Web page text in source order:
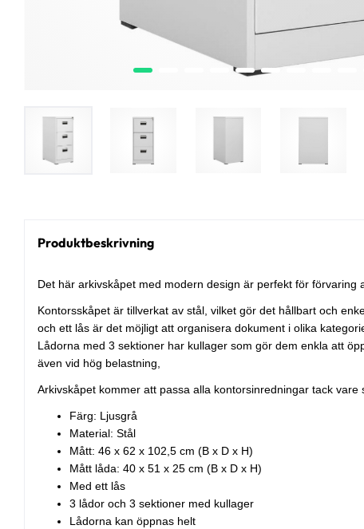
Produktbeskrivning
Det här arkivskåpet med modern design är perfekt för förvaring
Kontorsskåpet är tillverkat av stål, vilket gör det hållbart och
och ett lås är det möjligt att organisera dokument i olika
Lådorna med 3 sektioner har kullager som gör dem enkla att
även vid hög belastning,
Arkivskåpet kommer att passa alla kontorsinredningar tack vare
Färg: Ljusgrå
Material: Stål
Mått: 46 x 62 x 102,5 cm (B x D x H)
Mått låda: 40 x 51 x 25 cm (B x D x H)
Med ett lås
3 lådor och 3 sektioner med kullager
Lådorna kan öppnas helt